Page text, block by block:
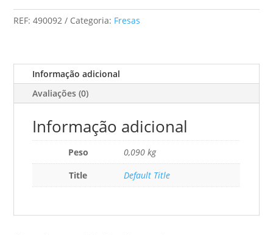
Hw
R2-
REF:490092 Categoria: Fresas
Informação adicional
Avaliações (0)
Informação adicional
Peso
0,090 kg
Title
Default Title